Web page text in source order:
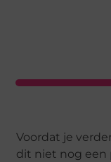
Voordat je
dit niet nog een